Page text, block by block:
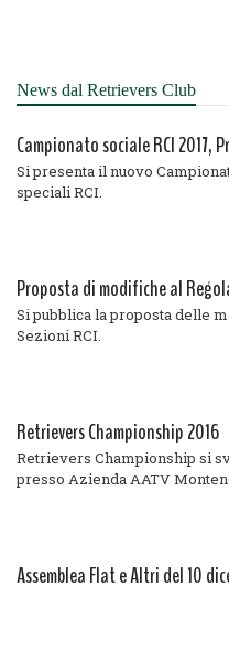
News dal Retrievers Club
Campionato sociale RCI 2017,
Si presenta il nuovo
speciali RCI.
Proposta di modifiche al
Si pubblica la proposta delle
Sezioni RCI.
Retrievers Championship 2016
Retrievers Championship si
presso Azienda AATV
Assemblea Flat e Altri del 10